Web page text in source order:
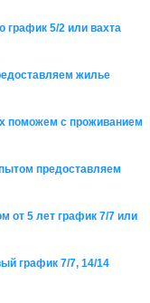
график 5/2 или вахта
жилье
поможем с проживанием
предоставляем
от 5 лет график 7/7 или
график 7/7, 14/14